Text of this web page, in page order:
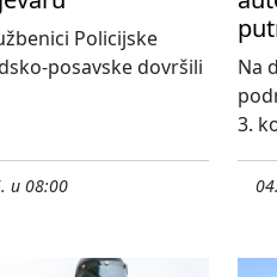
Policijske
posavske dovršili
u 08:00
Na
3.